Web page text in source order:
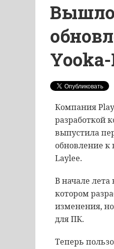
Вышло
Компания
разработкой
выпустила
обновление к
Laylee.
В начале
котором
изменения,
для ПК.
Теперь